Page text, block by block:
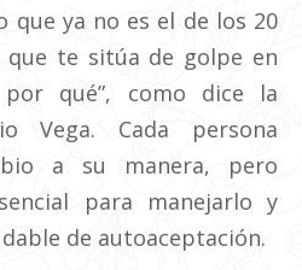
que ya no es el de los 20
que te sitúa de golpe en
qué”, como dice la
Vega. Cada persona
a su manera, pero
para manejarlo y
de autoaceptación.